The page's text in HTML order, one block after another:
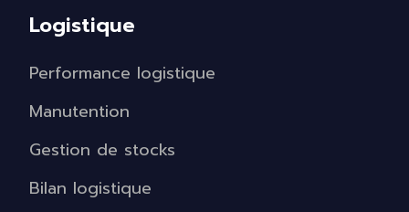
Logistique
Performance logistique
Manutention
Gestion de stocks
Bilan logistique